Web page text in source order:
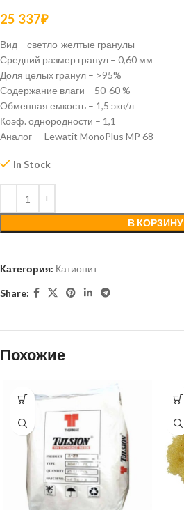
25 337₽
Вид – светло-желтые гранулы
Средний размер гранул – 0,60 мм
Доля целых гранул – >95%
Содержание влаги – 50-60 %
Обменная емкость – 1,5 экв/л
Коэф. однородности – 1,1
Аналог — Lewatit MonoPlus MP 68
In Stock
В КОРЗИНУ
Категория: Катионит
Share:
Похожие